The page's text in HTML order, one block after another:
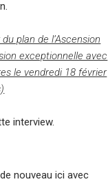
plan de l’Ascension
exceptionnelle avec
le vendredi 18 février
interview.
nouveau ici avec